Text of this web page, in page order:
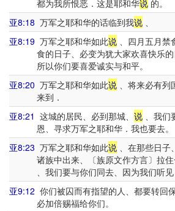
都为我所恨恶．这是耶和华说的。
亚8:18 万军之耶和华的话临到我说 、
亚8:19 万军之耶和华如此说 、四月五月禁
食的日子、必变为犹大家欢喜快乐
所以你们要喜爱诚实与和平。
亚8:20 万军之耶和华如此说 、将来必有列
来到．
亚8:21 这城的居民、必到那城、 说 、我们
恩、寻求万军之耶和华．我也要去。
亚8:23 万军之耶和华如此说 、在那些日子
诸族中出来、〔族原文作方言〕拉住
、我们要与你们同去、因为我们听
亚9:12 你们被囚而有指望的人、都要转回
必加倍赐福给你们。